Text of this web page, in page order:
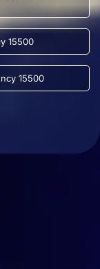
15500
15500